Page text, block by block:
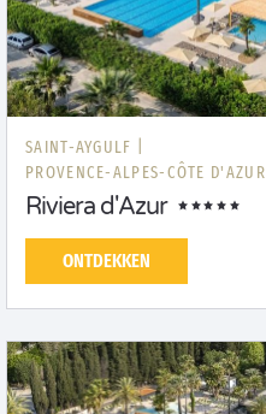
SAINT-AYGULF |
PROVENCE-ALPES-CÔTE D'AZUR
Riviera d'Azur
ONTDEKKEN